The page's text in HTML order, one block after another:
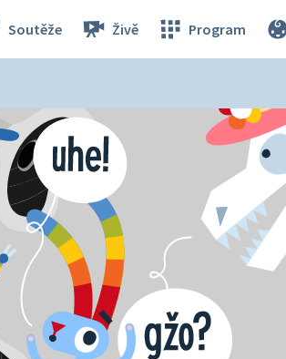
Soutěže Živě Program